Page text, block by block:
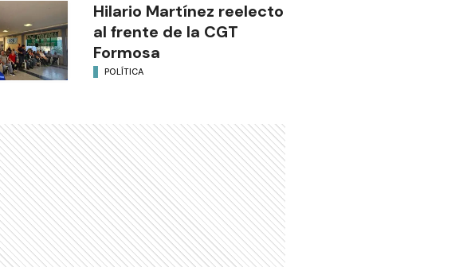
Hilario Martínez reelecto
al frente de la CGT
Formosa
POLÍTICA